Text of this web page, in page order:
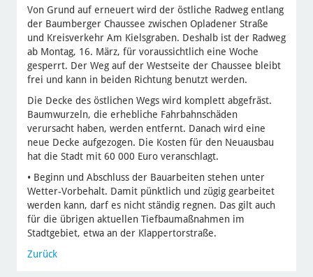
Von Grund auf erneuert wird der östliche Radweg entlang
der Baumberger Chaussee zwischen Opladener Straße
und Kreisverkehr Am Kielsgraben. Deshalb ist der Radweg
ab Montag, 16. März, für voraussichtlich eine Woche
gesperrt. Der Weg auf der Westseite der Chaussee bleibt
frei und kann in beiden Richtung benutzt werden.
Die Decke des östlichen Wegs wird komplett abgefräst.
Baumwurzeln, die erhebliche Fahrbahnschäden
verursacht haben, werden entfernt. Danach wird eine
neue Decke aufgezogen. Die Kosten für den Neuausbau
hat die Stadt mit 60 000 Euro veranschlagt.
• Beginn und Abschluss der Bauarbeiten stehen unter
Wetter-Vorbehalt. Damit pünktlich und zügig gearbeitet
werden kann, darf es nicht ständig regnen. Das gilt auch
für die übrigen aktuellen Tiefbaumaßnahmen im
Stadtgebiet, etwa an der Klappertorstraße.
Zurück